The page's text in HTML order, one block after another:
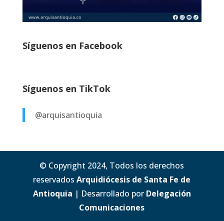
Síguenos en Facebook
Síguenos en TikTok
@arquisantioquia
© Copyright 2024, Todos los derechos
reservadosArquidiócesis de Santa Fe de
Antioquia | Desarrollado por Delegación
Comunicaciones